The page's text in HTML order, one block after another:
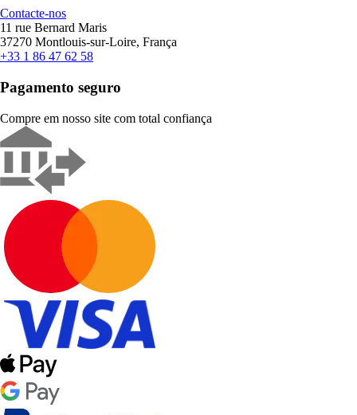
Contacte-nos
11 rue Bernard Maris
37270 Montlouis-sur-Loire, França
+33 1 86 47 62 58
Pagamento seguro
Compre em nosso site com total confiança